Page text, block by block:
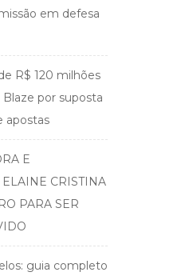
em defesa
R$ 120 milhões
por suposta
apostas
E
CRISTINA
PARA SER
guia completo